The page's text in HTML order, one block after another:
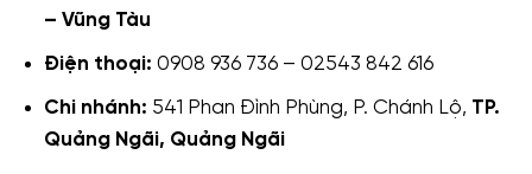
– Vũng Tàu
Điện thoại: 0908 936 736 – 02543 842 616
Chi nhánh: 541 Phan Đình Phùng, P. Chánh Lộ, TP.
Quảng Ngãi, Quảng Ngãi